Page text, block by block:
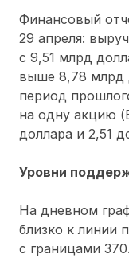
Финансовый
29 апреля:
с 9,51 млрд
выше 8,78 млрд
период
на одну акцию
доллара и 2,51
Уровни
На дневном
близко к линии
с границами